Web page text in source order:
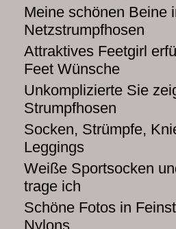
Meine schönen Beine
Netzstrumpfhosen
Attraktives Feetgirl
Feet Wünsche
Unkomplizierte Sie
Strumpfhosen
Socken, Strümpfe,
Leggings
Weiße Sportsocken
trage ich
Schöne Fotos in
Nylons